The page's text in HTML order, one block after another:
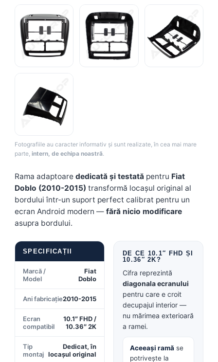
Camere Iveco
Camere Renault
Camere Fiat
Camere Citroen
Camere Peugeot
Camere înregistrare trafic
Accesorii multimedia
Conectică Auto
Conectică Auto
Conectică BMW
Conectică Volkswagen
Conectică Mercedes Benz
Conectică Ford
Conectică Opel
Fotografiile au caracter informativ și sunt realizate, în cea mai mare
parte, intern, de echipa noastră.
Rama adaptoare dedicată și testată pentru Fiat
Doblo (2010-2015) transformă locașul original al
bordului într-un suport perfect calibrat pentru un
ecran Android modern — fără nicio modificare
asupra bordului.
SPECIFICAȚII
Marcă /
Model
Fiat
Doblo
Ani fabricație2010-2015
Ecran
compatibil
10.1″ FHD /
10.36″ 2K
Tip
montaj
Dedicat, în
locașul original
DE CE 10.1″ FHD ȘI
10.36″ 2K?
Cifra reprezintă
diagonala ecranului
pentru care e croit
decupajul interior —
nu mărimea exterioară
a ramei.
Aceeași ramă se
potrivește la